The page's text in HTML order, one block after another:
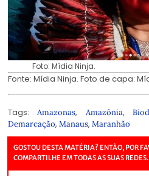
Foto: Mídia Ninja.
Fonte: Mídia Ninja. Foto de capa:
Tags:Amazonas, Amazônia,
Demarcação, Manaus, Maranhão
GOSTOU DESTA MATÉRIA? ENTÃO, POR
COMPARTILHE EM TODAS AS SUAS